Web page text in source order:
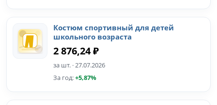
Костюм спортивный для детей
школьного возраста
2 876,24 ₽
за шт. · 27.07.2026
За год:+5,87%